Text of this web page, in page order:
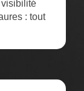
visibilité
: tout